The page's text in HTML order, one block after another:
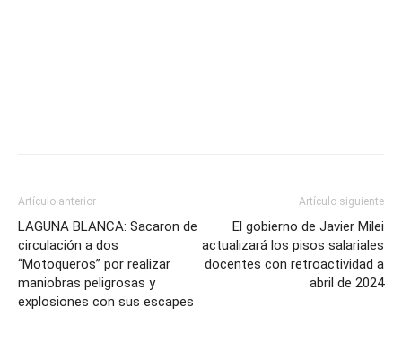
Artículo anterior
LAGUNA BLANCA: Sacaron de
circulación a dos
“Motoqueros” por realizar
maniobras peligrosas y
explosiones con sus escapes
Artículo siguiente
El gobierno de Javier Milei
actualizará los pisos salariales
docentes con retroactividad a
abril de 2024